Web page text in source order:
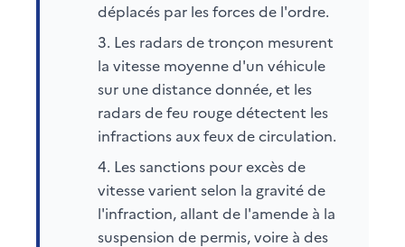
déplacés par les forces de l'ordre.
Les radars de tronçon mesurent
la vitesse moyenne d'un véhicule
sur une distance donnée, et les
radars de feu rouge détectent les
infractions aux feux de circulation.
Les sanctions pour excès de
vitesse varient selon la gravité de
l'infraction, allant de l'amende à la
suspension de permis, voire à des